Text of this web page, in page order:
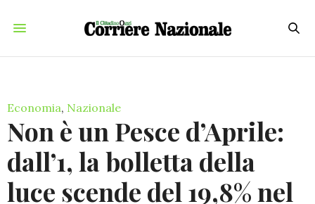
Economia, Nazionale
Non è un Pesce d’Aprile:
dall’1, la bolletta della
luce scende del 19,8% nel